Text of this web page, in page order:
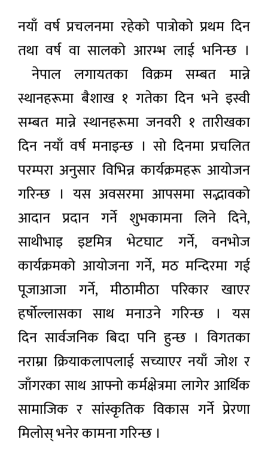
नयाँ वर्ष प्रचलनमा रहेको पात्रोको प्रथम दिन
तथा वर्ष वा सालको आरम्भ लाई भनिन्छ ।
नेपाल लगायतका विक्रम सम्बत मान्ने
स्थानहरूमा बैशाख १ गतेका दिन भने इस्वी
सम्बत मान्ने स्थानहरूमा जनवरी १ तारीखका
दिन नयाँ वर्ष मनाइन्छ । सो दिनमा प्रचलित
परम्परा अनुसार विभिन्न कार्यक्रमहरू आयोजन
गरिन्छ । यस अवसरमा आपसमा सद्भावको
आदान प्रदान गर्ने शुभकामना लिने दिने,
साथीभाइ इष्टमित्र भेटघाट गर्ने, वनभोज
कार्यक्रमको आयोजना गर्ने, मठ मन्दिरमा गई
पूजाआजा गर्ने, मीठामीठा परिकार खाएर
हर्षोल्लासका साथ मनाउने गरिन्छ । यस
दिन सार्वजनिक बिदा पनि हुन्छ । विगतका
नराम्रा क्रियाकलापलाई सच्याएर नयाँ जोश र
जाँगरका साथ आफ्नो कर्मक्षेत्रमा लागेर आर्थिक
सामाजिक र सांस्कृतिक विकास गर्ने प्रेरणा
मिलोस् भनेर कामना गरिन्छ ।